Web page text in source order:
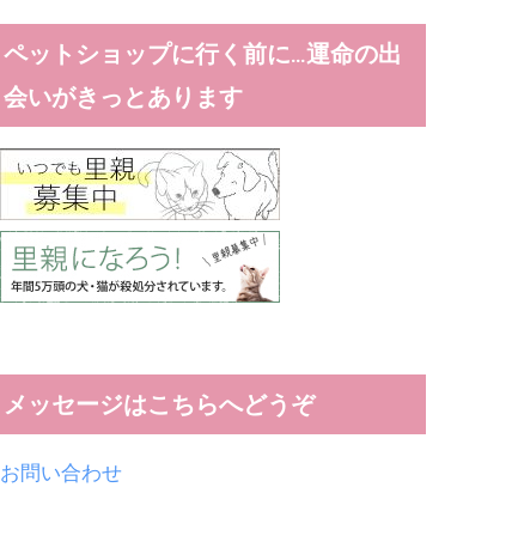
ペットショップに行く前に…運命の出
会いがきっとあります
メッセージはこちらへどうぞ
お問い合わせ